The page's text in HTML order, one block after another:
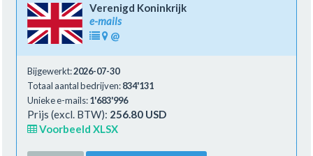
Verenigd Koninkrijk
e-mails
@
Bijgewerkt:2026-07-30
Totaal aantal bedrijven:834'131
Unieke e-mails:1'683'996
Prijs (excl. BTW): 256.80 USD
Voorbeeld XLSX